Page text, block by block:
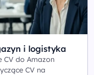
i logistyka
CV do Amazon
CV na